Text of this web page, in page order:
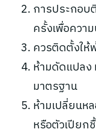
การประกอ
ครั้งเพื่อควา
ควรติดตั้งให้
ห้ามดัดแปลง
มาตรฐาน
ห้ามเปลี่ยน
หรือตัวเปียก